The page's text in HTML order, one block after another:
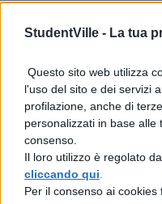
StudentVille - La tua
Questo sito web utilizza
l'uso del sito e dei servizi
profilazione, anche di
personalizzati in base
consenso.
Il loro utilizzo è regolato
cliccando qui
Per il consenso ai
altri membri del
di suonare delle
suoi figli.
15 – La
Cranberries parla
per colpa degli
nell’Irlanda del